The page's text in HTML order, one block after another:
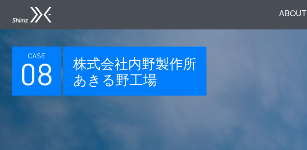
ABOUT
株式会社内野製作所
あきる野工場